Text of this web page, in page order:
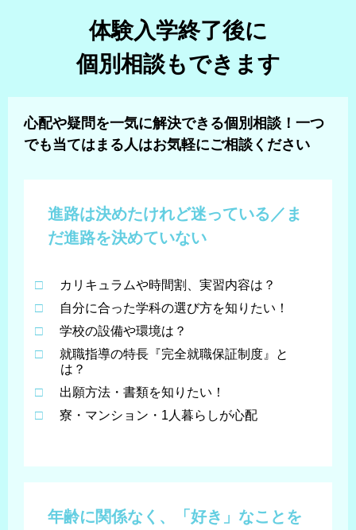
体験入学終了後に
個別相談もできます
心配や疑問を一気に解決できる個別相談！ 一つ
でも当てはまる人はお気軽にご相談ください
進路は決めたけれど迷っている／ ま
だ進路を決めていない
□
カリキュラムや時間割、実習内容は？
□
自分に合った学科の選び方を知りたい！
□
学校の設備や環境は？
□
就職指導の特長『完全就職保証制度』と
は？
□
出願方法・書類を知りたい！
□
寮・マンション・1人暮らしが心配
年齢に関係なく、
「好き」なことを